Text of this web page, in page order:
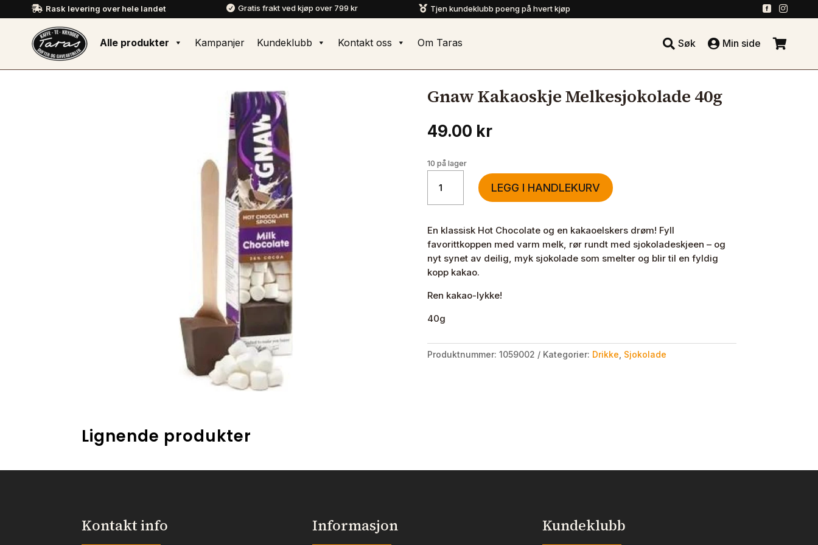
 Rask levering over hele landet  Gratis frakt ved kjøp over 799 kr  Tjen kundeklubb poeng på hvert kjøp  
Alle produkter Kampanjer Kundeklubb Kontakt oss Om Taras  Søk  Min side 
Gnaw Kakaoskje Melkesjokolade 40g
49.00 kr
10 på lager
Kakaoskje
Melkesjokolade
antall
LEGG I HANDLEKURV
En klassisk Hot Chocolate og en kakaoelskers drøm! Fyll
favorittkoppen med varm melk, rør rundt med sjokoladeskjeen – og
nyt synet av deilig, myk sjokolade som smelter og blir til en fyldig
kopp kakao.
Ren kakao-lykke!
40g
Produktnummer: 1059002 Kategorier: Drikke Sjokolade
Lignende produkter
Kontakt info Informasjon Kundeklubb